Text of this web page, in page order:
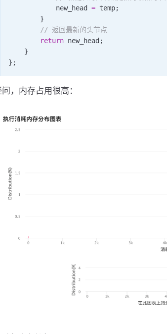
            new_head
= temp;
        }
        // 返回最新的头节点
        return
new_head;
    }
};
，内存占用很高：